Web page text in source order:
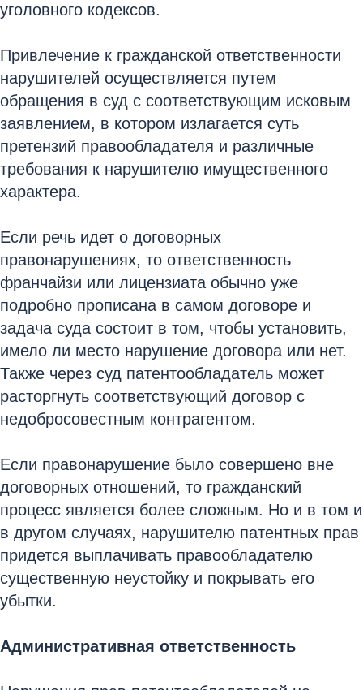
уголовного кодексов.
Привлечение к гражданской ответственности
нарушителей осуществляется путем
обращения в суд с соответствующим исковым
заявлением, в котором излагается суть
претензий правообладателя и различные
требования к нарушителю имущественного
характера.
Если речь идет о договорных
правонарушениях, то ответственность
франчайзи или лицензиата обычно уже
подробно прописана в самом договоре и
задача суда состоит в том, чтобы установить,
имело ли место нарушение договора или нет.
Также через суд патентообладатель может
расторгнуть соответствующий договор с
недобросовестным контрагентом.
Если правонарушение было совершено вне
договорных отношений, то гражданский
процесс является более сложным. Но и в том и
в другом случаях, нарушителю патентных прав
придется выплачивать правообладателю
существенную неустойку и покрывать его
убытки.
Административная ответственность